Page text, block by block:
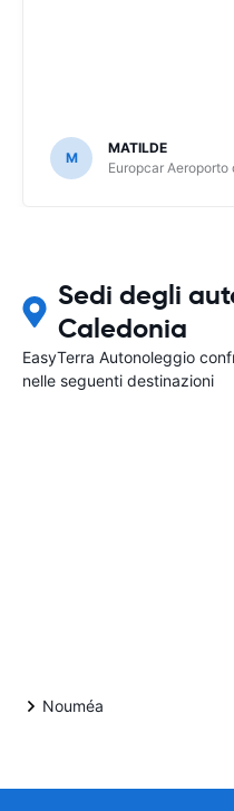
M
MATILDE
Europcar Aeroporto
Sedi degli
Caledonia
EasyTerra Autonoleggio
nelle seguenti destinazioni
Nouméa